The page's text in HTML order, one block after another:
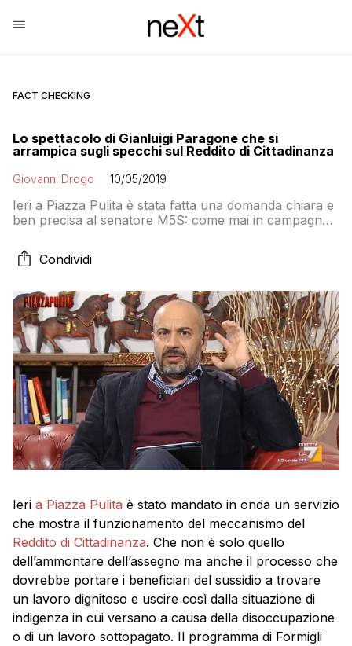
FACT CHECKING
Lo spettacolo di Gianluigi Paragone che si
arrampica sugli specchi sul Reddito di Cittadinanza
Giovanni Drogo 10/05/2019
Ieri a Piazza Pulita è stata fatta una domanda chiara e
ben precisa al senatore M5S: come mai in campagna
elettori e poi i cittadini quando vanno a ritirare il RdC
scoprono che la realtà è completamente diversa?
problemi audio e ha cambiato argomento
Condividi
Ieri a Piazza Pulita è stato mandato in onda un servizio
che mostra il funzionamento del meccanismo del
Reddito di Cittadinanza. Che non è solo quello
dell’ammontare dell’assegno ma anche il processo che
dovrebbe portare i beneficiari del sussidio a trovare
un lavoro dignitoso e uscire così dalla situazione di
indigenza in cui versano a causa della disoccupazione
o di un lavoro sottopagato. Il programma di Formigli